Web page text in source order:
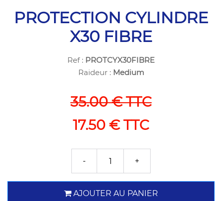
PROTECTION CYLINDRE
X30 FIBRE
Ref : PROTCYX30FIBRE
Raideur : Medium
35.00 € TTC
17.50 € TTC
AJOUTER AU PANIER